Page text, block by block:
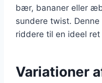
bær, bananer eller
sundere twist.
riddere til en ideel
Variationer